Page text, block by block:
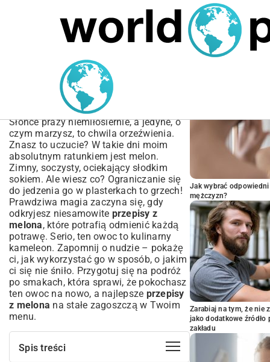
MARIUSZ ŁAMAGA 05.10.2025
Przepisy z Melona: 50+
Pomysłów na Dania,
Desery i Napoje
Słońce praży niemiłosiernie, a jedyne, o
czym marzysz, to chwila orzeźwienia.
Znasz to uczucie? W takie dni moim
absolutnym ratunkiem jest melon.
Zimny, soczysty, ociekający słodkim
sokiem. Ale wiesz co? Ograniczanie się
do jedzenia go w plasterkach to grzech!
Prawdziwa magia zaczyna się, gdy
odkryjesz niesamowite przepisy z
melona, które potrafią odmienić każdą
potrawę. Serio, ten owoc to kulinarny
kameleon. Zapomnij o nudzie – pokażę
ci, jak wykorzystać go w sposób, o jakim
ci się nie śniło. Przygotuj się na podróż
po smakach, która sprawi, że pokochasz
ten owoc na nowo, a najlepsze przepisy
z melona na stałe zagoszczą w Twoim
menu.
Spis treści
Jak wybrać
mężczyzn?
Zarabiaj na tym, że nie
jako dodatkowe
zakładu